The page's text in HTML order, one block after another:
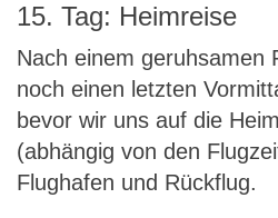
15. Tag: Heimreise
Nach einem geruhsamen
noch einen letzten
bevor wir uns auf die
(abhängig von den
Flughafen und Rückflug.